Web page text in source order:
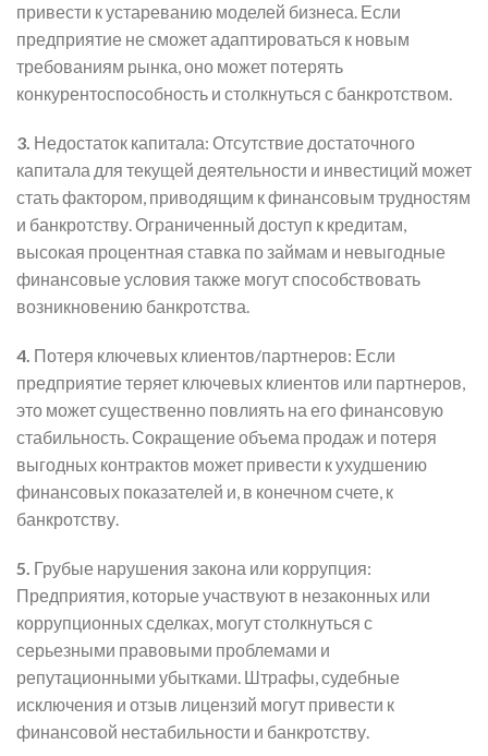
привести к устареванию моделей бизнеса. Если
предприятие не сможет адаптироваться к новым
требованиям рынка, оно может потерять
конкурентоспособность и столкнуться с банкротством.
3. Недостаток капитала: Отсутствие достаточного
капитала для текущей деятельности и инвестиций может
стать фактором, приводящим к финансовым трудностям
и банкротству. Ограниченный доступ к кредитам,
высокая процентная ставка по займам и невыгодные
финансовые условия также могут способствовать
возникновению банкротства.
4. Потеря ключевых клиентов/партнеров: Если
предприятие теряет ключевых клиентов или партнеров,
это может существенно повлиять на его финансовую
стабильность. Сокращение объема продаж и потеря
выгодных контрактов может привести к ухудшению
финансовых показателей и, в конечном счете, к
банкротству.
5. Грубые нарушения закона или коррупция:
Предприятия, которые участвуют в незаконных или
коррупционных сделках, могут столкнуться с
серьезными правовыми проблемами и
репутационными убытками. Штрафы, судебные
исключения и отзыв лицензий могут привести к
финансовой нестабильности и банкротству.